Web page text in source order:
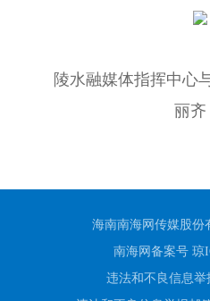
陵水融媒体指挥中心
丽齐
海南南海网传媒股份
南海网备案号 琼
违法和不良信息举